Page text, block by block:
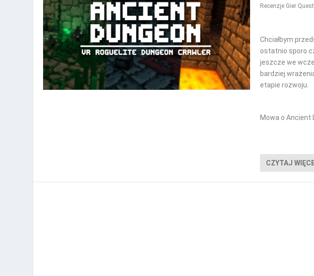
Recenzje Gier
Chciałbym
ostatnio sporo
jeszcze we
bardziej
etapie rozwoju.
Mowa o Ancient
CZYTAJ